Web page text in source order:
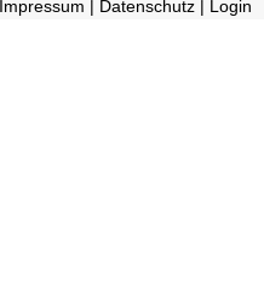
Impressum | Datenschutz| Login